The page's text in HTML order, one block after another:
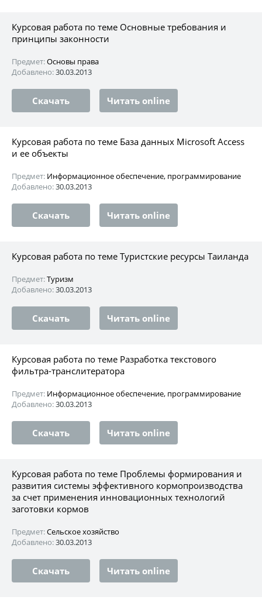
Курсовая работа по теме Основные требования и
принципы законности
Предмет:Основы права
Добавлено:30.03.2013
Скачать Читать online
Курсовая работа по теме База данных Microsoft Access
и ее объекты
Предмет: Информационное обеспечение, программирование
Добавлено:30.03.2013
Скачать Читать online
Курсовая работа по теме Туристские ресурсы Таиланда
Предмет:Туризм
Добавлено:30.03.2013
Скачать Читать online
Курсовая работа по теме Разработка текстового
фильтра-транслитератора
Предмет: Информационное обеспечение, программирование
Добавлено:30.03.2013
Скачать Читать online
Курсовая работа по теме Проблемы формирования и
развития системы эффективного кормопроизводства
за счет применения инновационных технологий
заготовки кормов
Предмет:Сельское хозяйство
Добавлено:30.03.2013
Скачать Читать online